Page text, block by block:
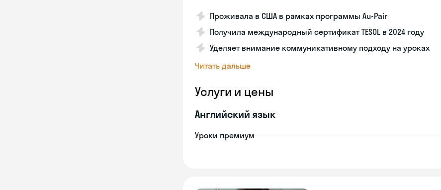
Проживала в США в рамках программы Au-Pair
Получила международный сертификат TESOL в 2024 году
Уделяет внимание коммуникативному подходу на уроках
Читать дальше
Услуги и цены
Английский язык
Уроки премиум